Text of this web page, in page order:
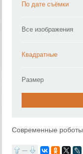
По дате съёмки
Все изображения
Квадратные
Размер
Современные роботы
—